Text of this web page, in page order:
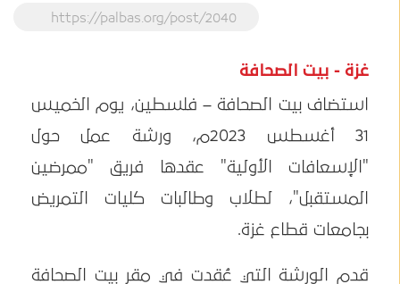
https://palbas.org/post/2040
غزة - بيت الصحافة
استضاف بيت الصحافة – فلسطين، يوم الخميس
31 أغسطس 2023م، ورشة عمل حول
"الإسعافات الأولية" عقدها فريق "ممرضين
المستقبل"، لطلاب وطالبات كليات التمريض
بجامعات قطاع غزة.
قدم الورشة التي عُقدت في مقر بيت الصحافة